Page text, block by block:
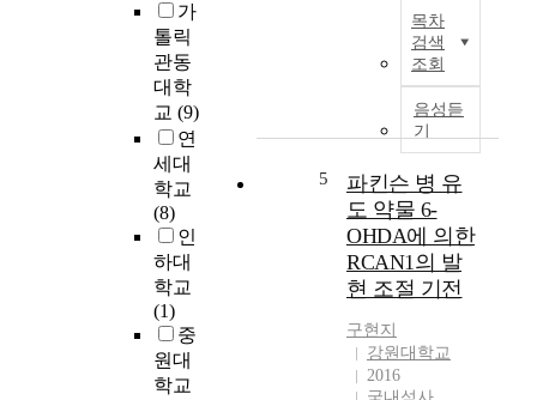
가
톨릭
관동
대학
교 (9)
연
세대
학교
(8)
인
하대
학교
(1)
중
원대
학교
의
은
목차
검색
조회
음성듣
기
5
파킨슨 병 유
도 약물 6-
OHDA에 의한
RCAN1의 발
현 조절 기전
구현지
강원대학교
2016